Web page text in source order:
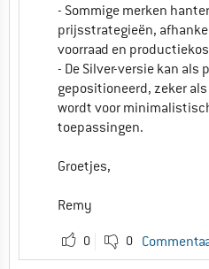
- Sommige merken
prijsstrategieën,
voorraad en
- De Silver-versie kan
gepositioneerd, zeker
wordt voor
toepassingen.
Groetjes,
Remy
0 0